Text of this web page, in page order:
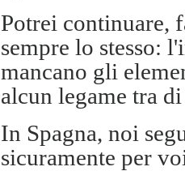
Potrei continuare,
sempre lo stesso:
mancano gli
alcun legame tra
In Spagna, noi
sicuramente per